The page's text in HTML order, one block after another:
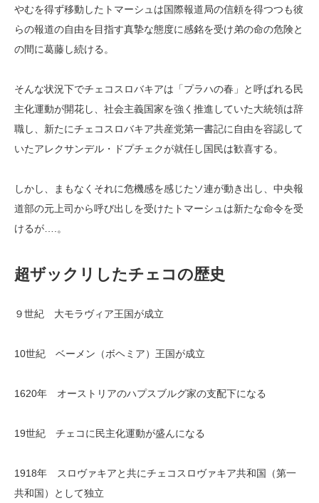
やむを得ず移動したトマーシュは国際報道局の信頼を得つつも彼
らの報道の自由を目指す真摯な態度に感銘を受け弟の命の危険と
の間に葛藤し続ける。
そんな状況下でチェコスロバキアは「プラハの春」と呼ばれる民
主化運動が開花し、社会主義国家を強く推進していた大統領は辞
職し、新たにチェコスロバキア共産党第一書記に自由を容認して
いたアレクサンデル・ドプチェクが就任し国民は歓喜する。
しかし、まもなくそれに危機感を感じたソ連が動き出し、中央報
道部の元上司から呼び出しを受けたトマーシュは新たな命令を受
けるが….。
超ザックリしたチェコの歴史
９世紀 大モラヴィア王国が成立
10世紀 ベーメン（ボヘミア）王国が成立
1620年 オーストリアのハプスブルグ家の支配下になる
19世紀 チェコに民主化運動が盛んになる
1918年 スロヴァキアと共にチェコスロヴァキア共和国（第一
共和国）として独立